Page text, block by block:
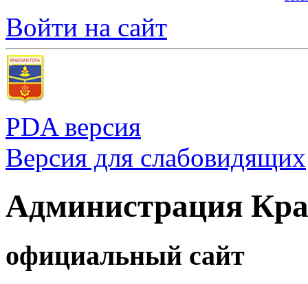
Войти на сайт
PDA версия
Версия для слабовидящих
Администрация
официальный сайт